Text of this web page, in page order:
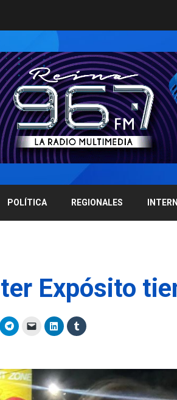
POLÍTICA REGIONALES
Expósito